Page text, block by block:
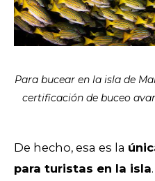
Para bucear en la isla de
certificación de buceo
De hecho, esa es la
para turistas en la isla